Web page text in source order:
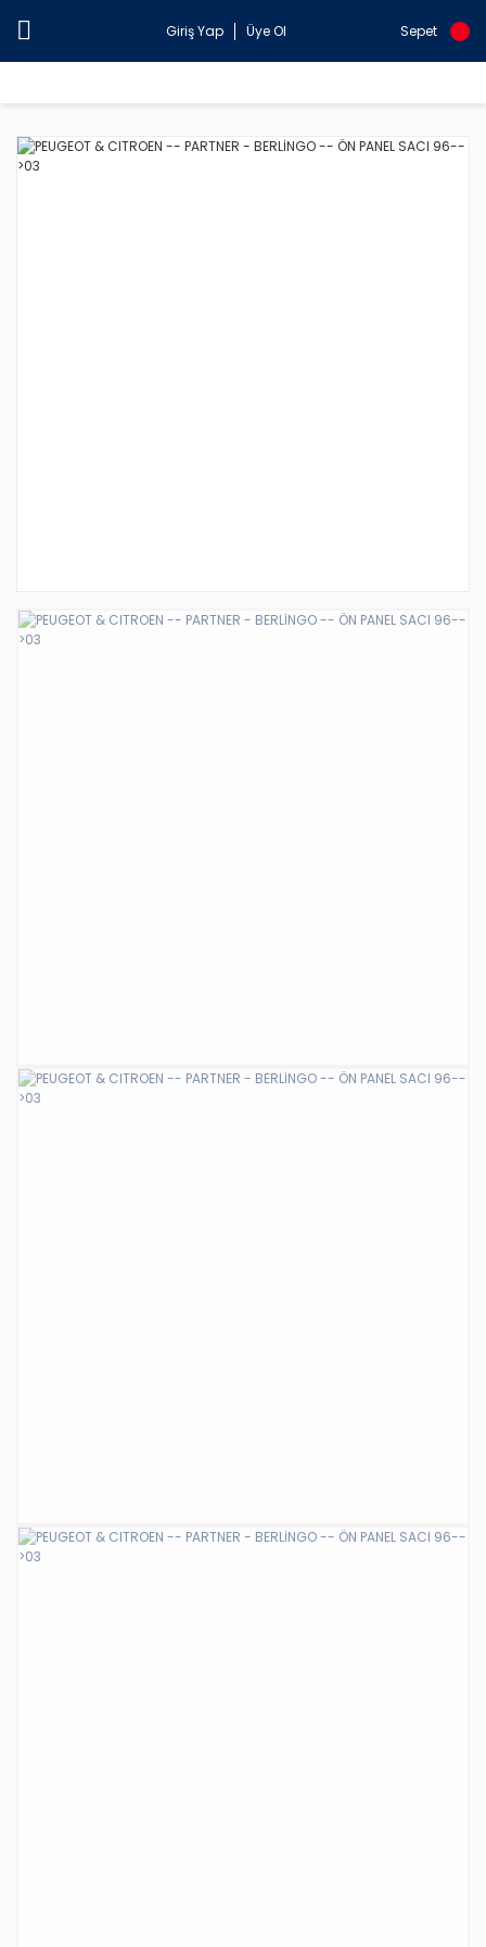
Giriş Yap Üye Ol Sepet